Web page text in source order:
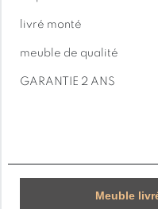
livré monté
meuble de qualité
GARANTIE 2 ANS
Meuble